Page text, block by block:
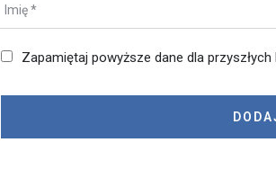
Zapamiętaj powyższe dane dla przyszłych